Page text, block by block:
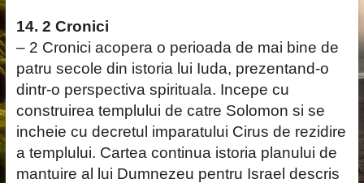
14. 2 Cronici
– 2 Cronici acopera o perioada de mai bine de
patru secole din istoria lui Iuda, prezentand-o
dintr-o perspectiva spirituala. Incepe cu
construirea templului de catre Solomon si se
incheie cu decretul imparatului Cirus de rezidire
a templului. Cartea continua istoria planului de
mantuire al lui Dumnezeu pentru Israel descris